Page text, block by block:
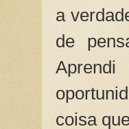
a
de
coisa